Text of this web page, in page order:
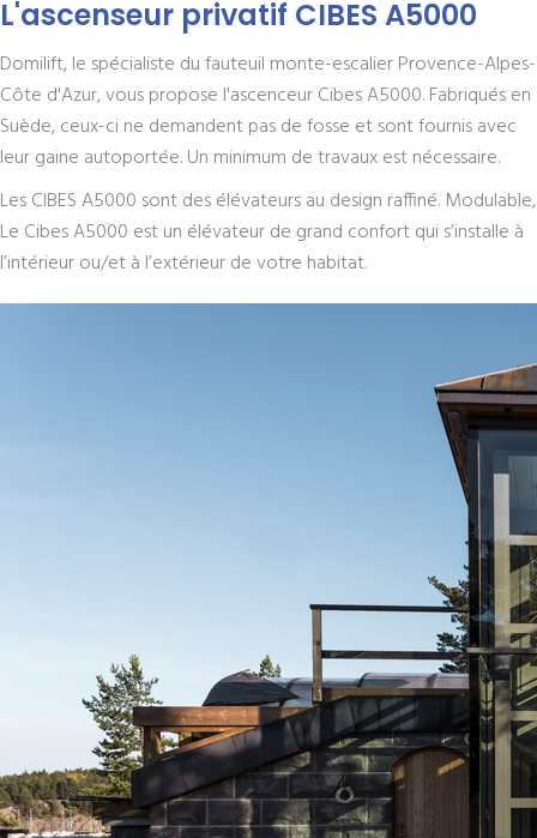
L'ascenseur privatif CIBES A5000
Domilift, le spécialiste du fauteuil monte-escalier Provence-Alpes-
Côte d'Azur, vous propose l'ascenceur Cibes A5000. Fabriqués en
Suède, ceux-ci ne demandent pas de fosse et sont fournis avec
leur gaine autoportée. Un minimum de travaux est nécessaire.
Les CIBES A5000 sont des élévateurs au design raffiné. Modulable,
Le Cibes A5000 est un élévateur de grand confort qui s’installe à
l’intérieur ou/et à l’extérieur de votre habitat.